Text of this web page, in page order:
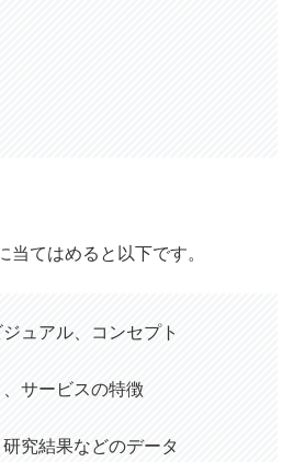
当てはめると以下です。
アル、コンセプト
サービスの特徴
結果などのデータ